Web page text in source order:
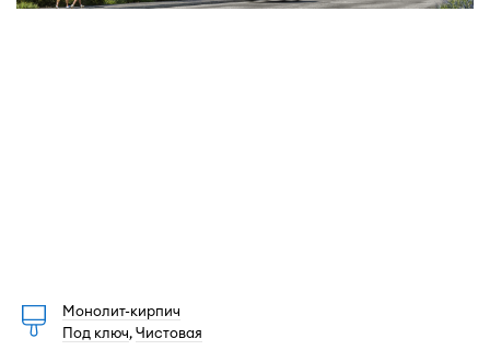
Монолит-кирпич
Под ключ,Чистовая